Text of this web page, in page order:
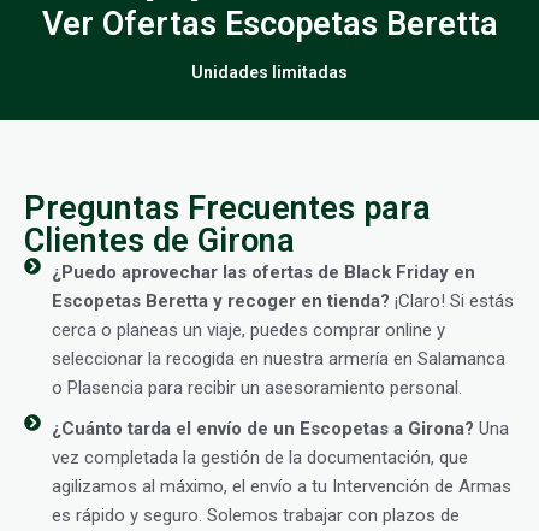
Ver Ofertas Escopetas Beretta
Unidades limitadas
Preguntas Frecuentes para
Clientes de Girona
¿Puedo aprovechar las ofertas de Black Friday en
Escopetas Beretta y recoger en tienda? ¡Claro! Si estás
cerca o planeas un viaje, puedes comprar online y
seleccionar la recogida en nuestra armería en Salamanca
o Plasencia para recibir un asesoramiento personal.
¿Cuánto tarda el envío de un Escopetas a Girona? Una
vez completada la gestión de la documentación, que
agilizamos al máximo, el envío a tu Intervención de Armas
es rápido y seguro. Solemos trabajar con plazos de